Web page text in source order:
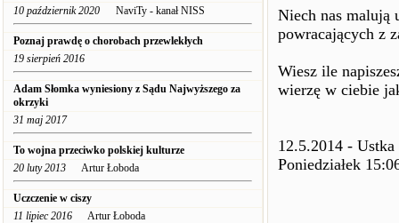
10 październik 2020 NaviTy - kanał NISS
Poznaj prawdę o chorobach przewlekłych
19 sierpień 2016
Adam Słomka wyniesiony z Sądu Najwyższego za
okrzyki
31 maj 2017
To wojna przeciwko polskiej kulturze
20 luty 2013 Artur Łoboda
Uczczenie w ciszy
11 lipiec 2016 Artur Łoboda
Niech nas malują
powracających z
Wiesz ile
wierzę w ciebie
12.5.2014 - Ustka
Poniedziałek